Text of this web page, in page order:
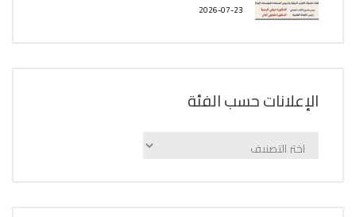
2026-07-23
الإعلانات حسب الفئة
الإعلانات